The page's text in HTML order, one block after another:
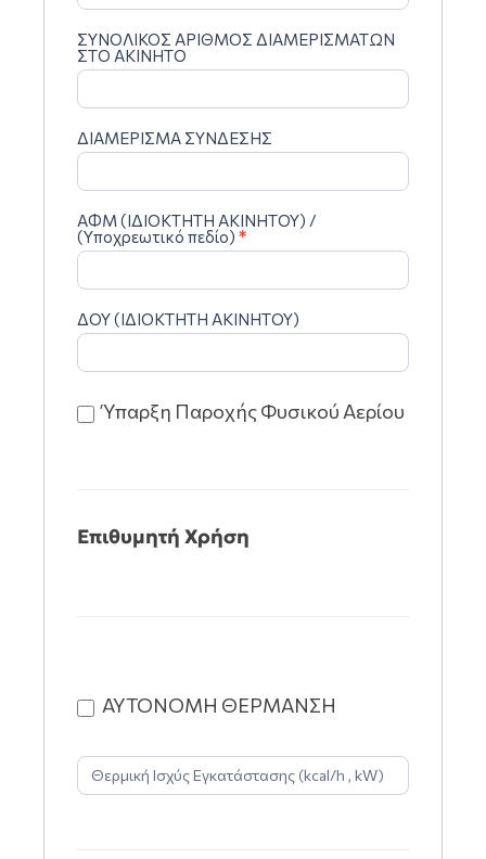
ΣΥΝΟΛΙΚΟΣ ΑΡΙΘΜΟΣ ΔΙΑΜΕΡΙΣΜΑΤΩΝ
ΣΤΟ ΑΚΙΝΗΤΟ
ΔΙΑΜΕΡΙΣΜΑ ΣΥΝΔΕΣΗΣ
ΑΦΜ (ΙΔΙΟΚΤΗΤΗ ΑΚΙΝΗΤΟΥ) /
(Υποχρεωτικό πεδίο) *
ΔΟΥ (ΙΔΙΟΚΤΗΤΗ ΑΚΙΝΗΤΟΥ)
Ύπαρξη Παροχής Φυσικού Αερίου
Επιθυμητή Χρήση
ΑΥΤΟΝΟΜΗ ΘΕΡΜΑΝΣΗ